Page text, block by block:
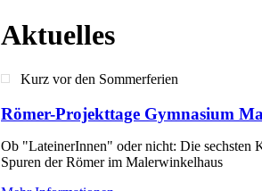
Aktuelles
Kurz vor den Sommerferien
Römer-Projekttage Gymnasium
Ob "LateinerInnen" oder nicht: Die sechsten
Spuren der Römer im Malerwinkelhaus